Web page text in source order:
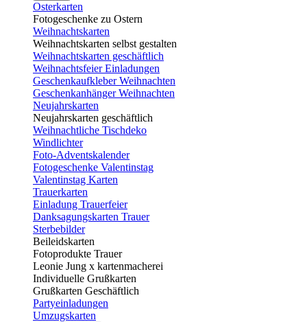
Osterkarten
Fotogeschenke zu Ostern
Weihnachtskarten
Weihnachtskarten selbst gestalten
Weihnachtskarten geschäftlich
Weihnachtsfeier Einladungen
Geschenkaufkleber Weihnachten
Geschenkanhänger Weihnachten
Neujahrskarten
Neujahrskarten geschäftlich
Weihnachtliche Tischdeko
Windlichter
Foto-Adventskalender
Fotogeschenke Valentinstag
Valentinstag Karten
Trauerkarten
Einladung Trauerfeier
Danksagungskarten Trauer
Sterbebilder
Beileidskarten
Fotoprodukte Trauer
Leonie Jung x kartenmacherei
Individuelle Grußkarten
Grußkarten Geschäftlich
Partyeinladungen
Umzugskarten